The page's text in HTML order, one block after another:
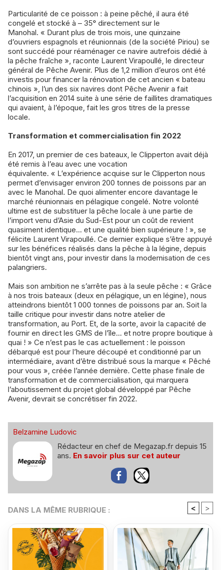
Particularité de ce poisson : à peine pêché, il aura été
congelé et stocké à – 35° directement sur le
Manohal. « Durant plus de trois mois, une quinzaine
d’ouvriers espagnols et réunionnais (de la société Piriou) se
sont succédé pour réaménager ce navire autrefois dédié à
la pêche fraîche », raconte Laurent Virapoullé, le directeur
général de Pêche Avenir. Plus de 1,2 million d’euros ont été
investis pour financer la rénovation de cet ancien « bateau
chinois », l’un des six navires dont Pêche Avenir a fait
l’acquisition en 2014 suite à une série de faillites dramatiques
qui avaient, à l’époque, fait les gros titres de la presse
locale.
Transformation et commercialisation fin 2022
En 2017, un premier de ces bateaux, le Clipperton avait déjà
été remis à l’eau avec une vocation
équivalente. « L’expérience acquise sur le Clipperton nous
permet d’envisager environ 200 tonnes de poissons par an
avec le Manohal. De quoi alimenter encore davantage le
marché réunionnais en pélagique congelé. Notre volonté
ultime est de substituer la pêche locale à une partie de
l’import venu d’Asie du Sud-Est pour un coût de revient
quasiment identique… et une qualité bien supérieure ! », se
félicite Laurent Virapoullé. Ce dernier explique s’être appuyé
sur les bénéfices réalisés dans la pêche à la légine, depuis
bientôt vingt ans, pour investir dans la modernisation de ces
palangriers.
Mais son ambition ne s’arrête pas à la seule pêche : « Grâce
à nos trois bateaux (deux en pélagique, un en légine), nous
atteindrons bientôt 1 000 tonnes de poissons par an. Soit la
taille critique pour investir dans notre atelier de
transformation, au Port. Et, de la sorte, avoir la capacité de
fournir en direct les GMS de l’île… et notre propre boutique à
quai ! » Ce n’est pas le cas actuellement : le poisson
débarqué est pour l’heure découpé et conditionné par un
intermédiaire, avant d’être distribué sous la marque « Pêché
pour vous », créée l’année dernière. Cette phase finale de
transformation et de commercialisation, qui marquera
l’aboutissement du projet global développé par Pêche
Avenir, devrait se concrétiser fin 2022.
Belzamine Ludovic
Rédacteur en chef de Megazap.fr depuis 15
ans. En savoir plus sur cet auteur
DANS LA MÊME RUBRIQUE : < >